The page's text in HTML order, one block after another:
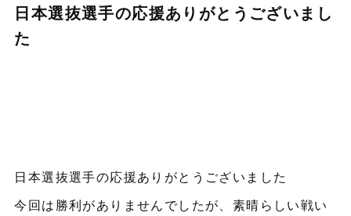
日本選抜選手の応援ありがとうございまし
た
日本選抜選手の応援ありがとうございました
今回は勝利がありませんでしたが、素晴らしい戦い